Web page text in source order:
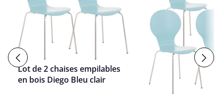
Lot de 2 chaises empilables
en bois Diego Bleu clair